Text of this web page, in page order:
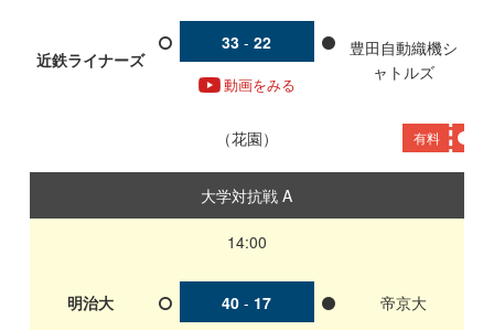
近鉄ライナーズ
33 - 22
動画をみる
豊田自動織機シ
ャトルズ
花園 有料
大学対抗戦 A
14:00
明治大 40 - 17 帝京大